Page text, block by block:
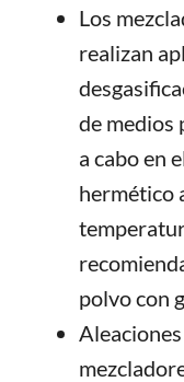
Los
realizan
de medios
a cabo en
hermético
polvo con